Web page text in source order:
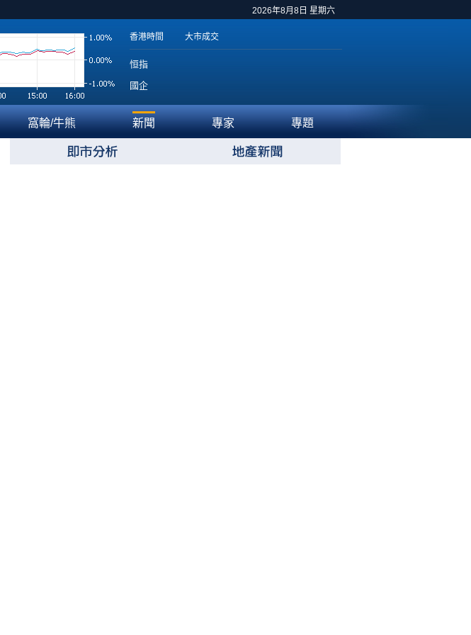
2026年8月8日 星期六
香港時間 大市成交
恒指
國企
窩輪/牛熊 新聞 專家 專題